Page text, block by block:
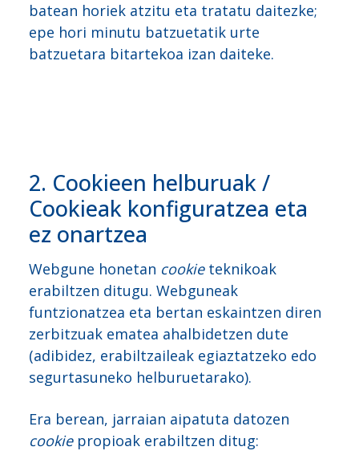
batean horiek atzitu eta tratatu daitezke;
epe hori minutu batzuetatik urte
batzuetara bitartekoa izan daiteke.
2. Cookieen helburuak /
Cookieak konfiguratzea eta
ez onartzea
Webgune honetan cookieteknikoak
erabiltzen ditugu. Webguneak
funtzionatzea eta bertan eskaintzen diren
zerbitzuak ematea ahalbidetzen dute
(adibidez, erabiltzaileak egiaztatzeko edo
segurtasuneko helburuetarako).
Era berean, jarraian aipatuta datozen
cookiepropioak erabiltzen ditug: